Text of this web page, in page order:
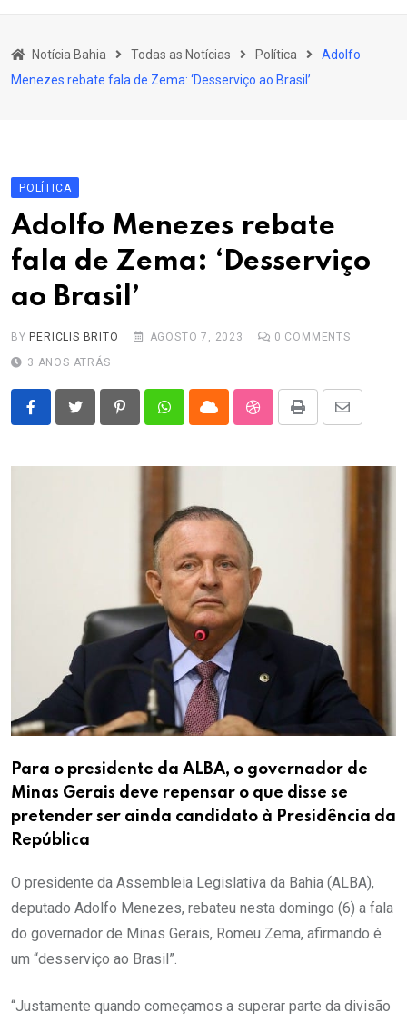
Educação
Esporte
Outros Assuntos
Notícia Bahia Todas as Notícias Política
Adolfo
Menezes rebate fala de Zema: ‘Desserviço ao Brasil’
POLÍTICA
Adolfo Menezes rebate
fala de Zema: ‘Desserviço
ao Brasil’
BY PERICLIS BRITO AGOSTO 7, 2023 0 COMMENTS
3 ANOS ATRÁS
PinterestWhatsappCloud StumbleUpon
Print
Share
Email
Para o presidente da ALBA, o governador de
Minas Gerais deve repensar o que disse se
pretender ser ainda candidato à Presidência da
República
O presidente da Assembleia Legislativa da Bahia (ALBA),
deputado Adolfo Menezes, rebateu nesta domingo (6) a fala
do governador de Minas Gerais, Romeu Zema, afirmando é
um “desserviço ao Brasil”.
“Justamente quando começamos a superar parte da divisão